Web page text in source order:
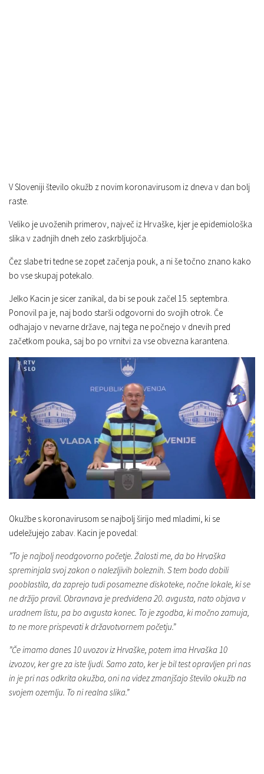
V Sloveniji število okužb z novim koronavirusom iz dneva v dan bolj
raste.
Veliko je uvoženih primerov, največ iz Hrvaške, kjer je epidemiološka
slika v zadnjih dneh zelo zaskrbljujoča.
Čez slabe tri tedne se zopet začenja pouk, a ni še točno znano kako
bo vse skupaj potekalo.
Jelko Kacin je sicer zanikal, da bi se pouk začel 15. septembra.
Ponovil pa je, naj bodo starši odgovorni do svojih otrok. Če
odhajajo v nevarne države, naj tega ne počnejo v dnevih pred
začetkom pouka, saj bo po vrnitvi za vse obvezna karantena.
Okužbe s koronavirusom se najbolj širijo med mladimi, ki se
udeležujejo zabav. Kacin je povedal:
”To je najbolj neodgovorno početje. Žalosti me, da bo Hrvaška
spreminjala svoj zakon o nalezljivih boleznih. S tem bodo dobili
pooblastila, da zaprejo tudi posamezne diskoteke, nočne lokale, ki se
ne držijo pravil. Obravnava je predvidena 20. avgusta, nato objava v
uradnem listu, pa bo avgusta konec. To je zgodba, ki močno zamuja,
to ne more prispevati k državotvornem početju.”
”Če imamo danes 10 uvozov iz Hrvaške, potem ima Hrvaška 10
izvozov, ker gre za iste ljudi. Samo zato, ker je bil test opravljen pri nas
in je pri nas odkrita okužba, oni na videz zmanjšajo število okužb na
svojem ozemlju. To ni realna slika.”